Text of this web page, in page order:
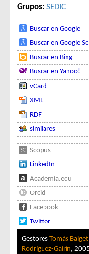
Grupos: SEDIC
Buscar en Google
Buscar en Google
Buscar en Bing
Buscar en Yahoo!
vCard
XML
RDF
similares
Scopus
LinkedIn
Academia.edu
Orcid
Facebook
Twitter
Gestores Tomàs Baiget
Rodríguez-Gairín,